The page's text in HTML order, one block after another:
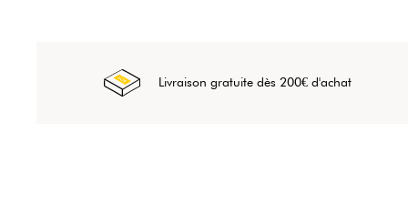
Livraison gratuite dès 200€ d'achat